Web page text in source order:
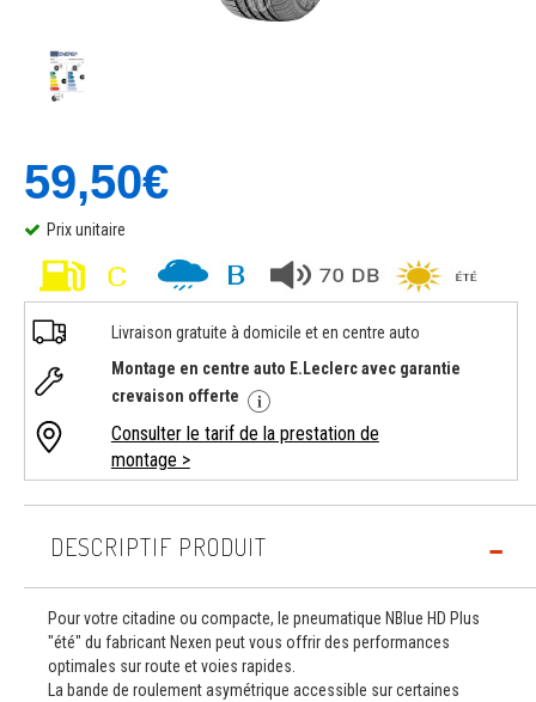
59,50€
Prix unitaire
Livraison gratuite à domicile et en centre auto
Montage en centre auto E.Leclerc avec garantie
crevaison offerte
Consulter le tarif de la prestation de
montage >
DESCRIPTIF PRODUIT
Pour votre citadine ou compacte, le pneumatique NBlue HD Plus
"été" du fabricant Nexen peut vous offrir des performances
optimales sur route et voies rapides.
La bande de roulement asymétrique accessible sur certaines